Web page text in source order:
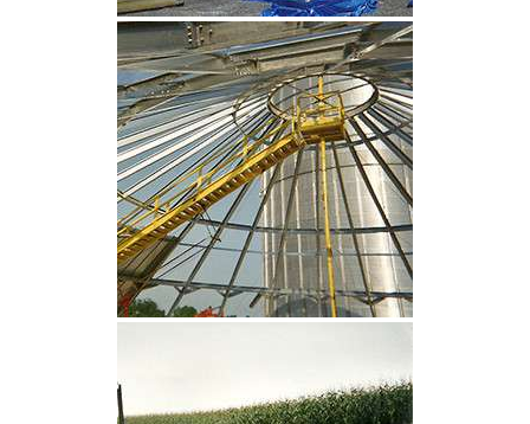
CLIQUEZ POUR AGRANDIR
CLIQUEZ POUR AGRANDIR